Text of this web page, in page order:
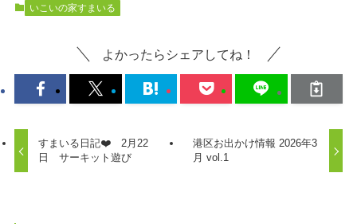
いこいの家すまいる
よかったらシェアしてね！
すまいる日記❤️ 2月22
日 サーキット遊び
港区お出かけ情報 2026年3
月 vol.1